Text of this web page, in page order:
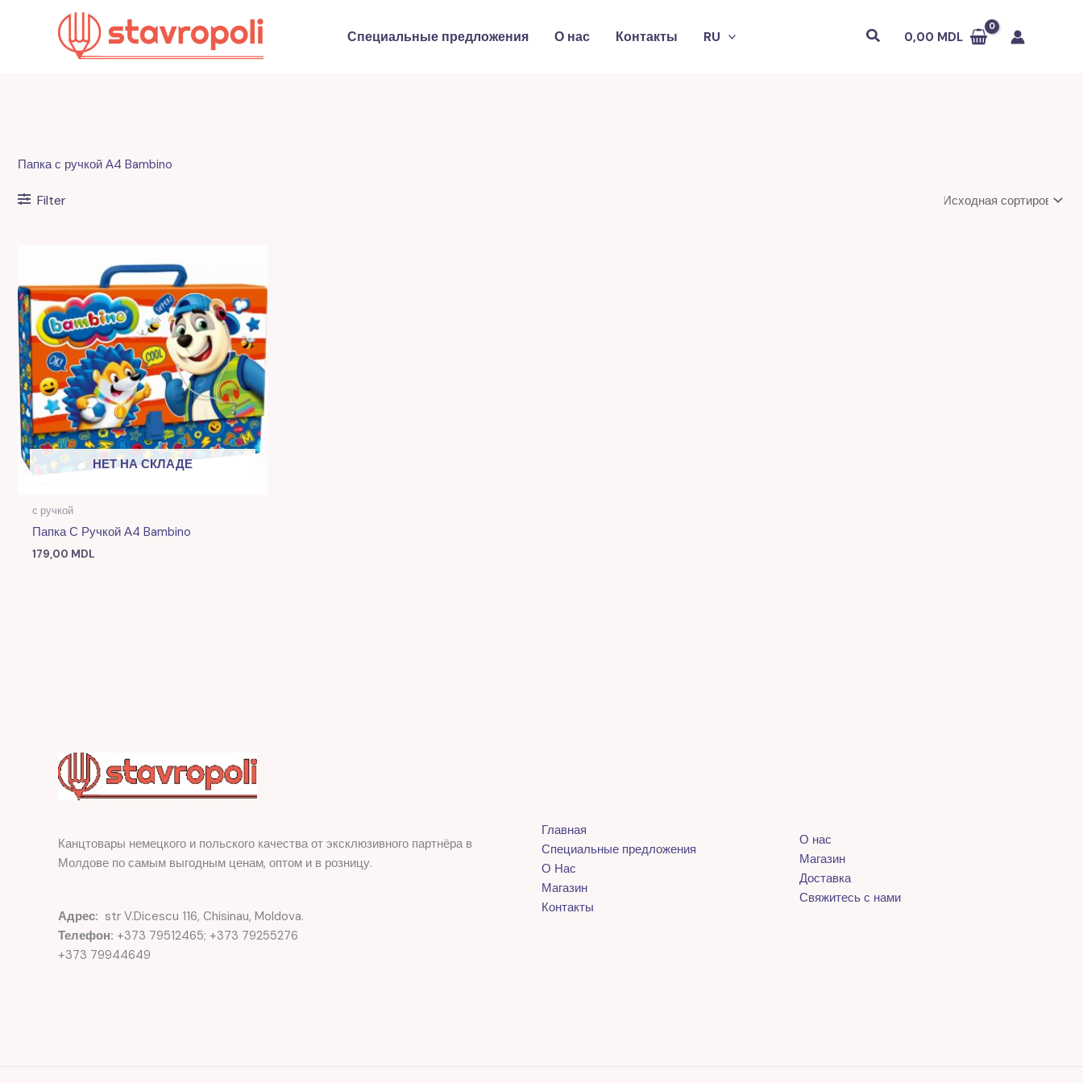
содержимому
Специальные предложения О нас Контакты RU Поиск0,00 MDL
Папка с ручкой А4 Bambino
Filter
НЕТ НА СКЛАДЕ
с ручкой
Папка С Ручкой А4 Bambino
179,00 MDL
Канцтовары немецкого и польского качества от эксклюзивного партнёра в
Молдове по самым выгодным ценам, оптом и в розницу.
Адрес: str V.Dicescu 116, Chisinau, Moldova.
Телефон: +373 79512465; +373 79255276
+373 79944649
Главная
Специальные предложения
О Нас
Магазин
Контакты
О нас
Магазин
Доставка
Свяжитесь с нами